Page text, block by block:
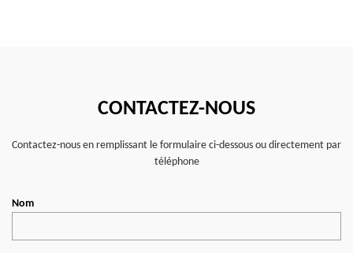
CONTACTEZ-NOUS
Contactez-nous en remplissant le formulaire ci-dessous ou directement par
téléphone
Nom